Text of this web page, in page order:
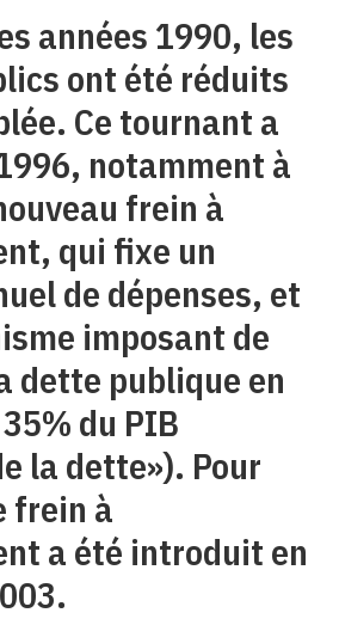
années 1990, les
ont été réduits
Ce tournant a
notamment à
frein à
qui fixe un
de dépenses, et
imposant de
dette publique en
du PIB
la dette»). Pour
frein à
a été introduit en